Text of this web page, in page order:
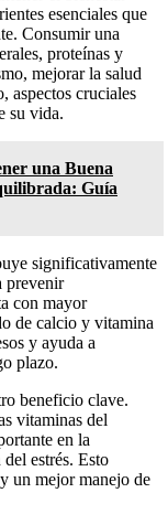
esenciales que
Consumir una
proteínas y
mejorar la salud
aspectos cruciales
su vida.
una Buena
Guía
significativamente
prevenir
con mayor
de calcio y vitamina
y ayuda a
plazo.
beneficio clave.
vitaminas del
en la
estrés. Esto
un mejor manejo de